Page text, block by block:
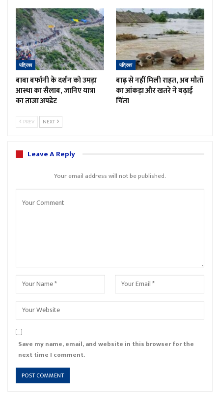
पत्रिका
बाबा बर्फानी के दर्शन को उमड़ा
आस्था का सैलाब, जानिए यात्रा
का ताजा अपडेट
पत्रिका
बाढ़ से नहीं मिली राहत, अब मौतों
का आंकड़ा और खतरे ने बढ़ाई
चिंता
PREV NEXT
Leave A Reply
Your email address will not be published.
Save my name, email, and website in this browser for the
next time I comment.